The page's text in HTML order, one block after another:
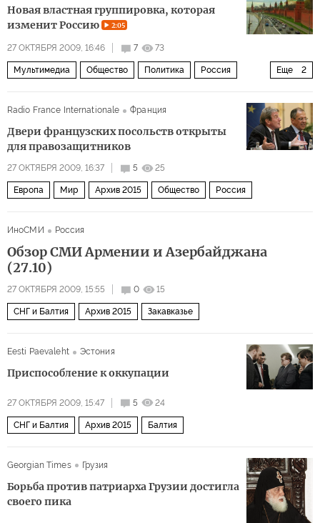
Новая властная группировка, которая
изменит Россию
2:05
27 ОКТЯБРЯ 2009, 16:46 7 73
Еще 2
Мультимедиа Общество Политика Россия
Radio France Internationale
Франция
Двери французских посольств открыты
для правозащитников
27 ОКТЯБРЯ 2009, 16:37 5 25
Европа Мир Архив 2015 Общество Россия
ИноСМИ Россия
Обзор СМИ Армении и Азербайджана
(27.10)
27 ОКТЯБРЯ 2009, 15:55 0 15
СНГ и Балтия Архив 2015 Закавказье
Eesti Paevaleht Эстония
Приспособление к оккупации
27 ОКТЯБРЯ 2009, 15:47 5 24
СНГ и Балтия Архив 2015 Балтия
Georgian Times Грузия
Борьба против патриарха Грузии достигла
своего пика